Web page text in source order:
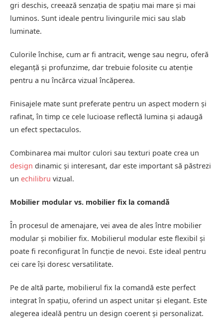
gri deschis, creează senzația de spațiu mai mare și mai
luminos. Sunt ideale pentru livingurile mici sau slab
luminate.
Culorile închise, cum ar fi antracit, wenge sau negru, oferă
eleganță și profunzime, dar trebuie folosite cu atenție
pentru a nu încărca vizual încăperea.
Finisajele mate sunt preferate pentru un aspect modern și
rafinat, în timp ce cele lucioase reflectă lumina și adaugă
un efect spectaculos.
Combinarea mai multor culori sau texturi poate crea un
design dinamic și interesant, dar este important să păstrezi
un echilibru vizual.
Mobilier modular vs. mobilier fix la comandă
În procesul de amenajare, vei avea de ales între mobilier
modular și mobilier fix. Mobilierul modular este flexibil și
poate fi reconfigurat în funcție de nevoi. Este ideal pentru
cei care își doresc versatilitate.
Pe de altă parte, mobilierul fix la comandă este perfect
integrat în spațiu, oferind un aspect unitar și elegant. Este
alegerea ideală pentru un design coerent și personalizat.